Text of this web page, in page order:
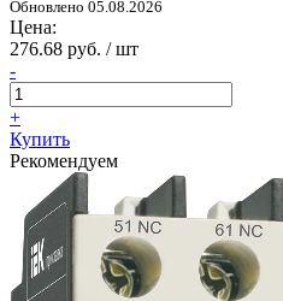
Обновлено 05.08.2026
Цена:
276.68 руб. / шт
-
+
Купить
Рекомендуем